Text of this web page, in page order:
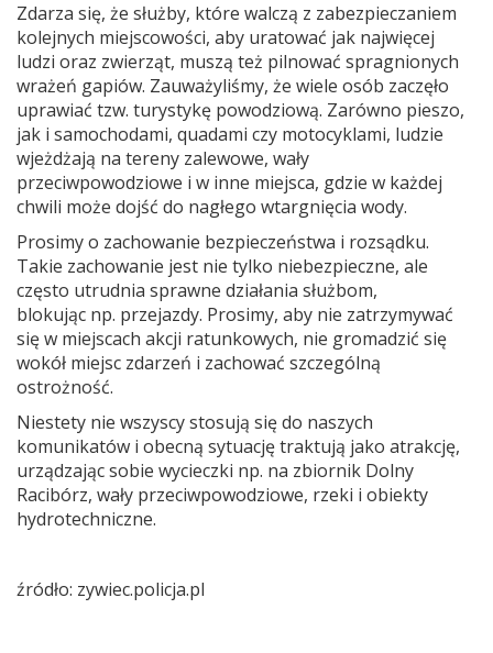
Zdarza się, że służby, które walczą z zabezpieczaniem
kolejnych miejscowości, aby uratować jak najwięcej
ludzi oraz zwierząt, muszą też pilnować spragnionych
wrażeń gapiów. Zauważyliśmy, że wiele osób zaczęło
uprawiać tzw. turystykę powodziową. Zarówno pieszo,
jak i samochodami, quadami czy motocyklami, ludzie
wjeżdżają na tereny zalewowe, wały
przeciwpowodziowe i w inne miejsca, gdzie w każdej
chwili może dojść do nagłego wtargnięcia wody.
Prosimy o zachowanie bezpieczeństwa i rozsądku.
Takie zachowanie jest nie tylko niebezpieczne, ale
często utrudnia sprawne działania służbom,
blokując np. przejazdy. Prosimy, aby nie zatrzymywać
się w miejscach akcji ratunkowych, nie gromadzić się
wokół miejsc zdarzeń i zachować szczególną
ostrożność.
Niestety nie wszyscy stosują się do naszych
komunikatów i obecną sytuację traktują jako atrakcję,
urządzając sobie wycieczki np. na zbiornik Dolny
Racibórz, wały przeciwpowodziowe, rzeki i obiekty
hydrotechniczne.
źródło: zywiec.policja.pl